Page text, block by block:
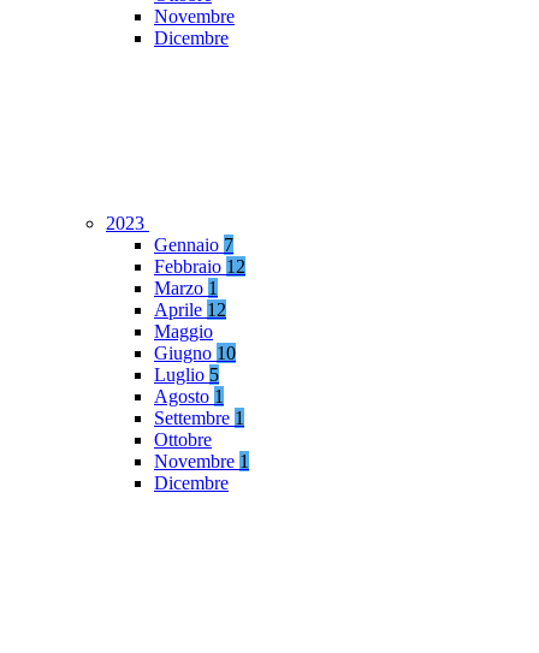
Novembre
Dicembre
2023
Gennaio 7
Febbraio 12
Marzo 1
Aprile 12
Maggio
Giugno 10
Luglio 5
Agosto 1
Settembre 1
Ottobre
Novembre 1
Dicembre